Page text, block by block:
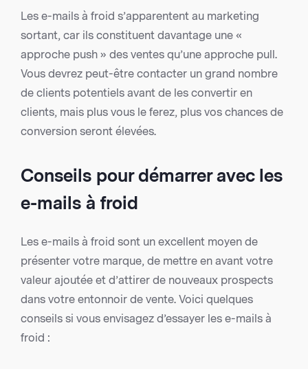
Les e-mails à froid s’apparentent au marketing
sortant, car ils constituent davantage une «
approche push » des ventes qu’une approche pull.
Vous devrez peut-être contacter un grand nombre
de clients potentiels avant de les convertir en
clients, mais plus vous le ferez, plus vos chances de
conversion seront élevées.
Conseils pour démarrer avec les
e-mails à froid
Les e-mails à froid sont un excellent moyen de
présenter votre marque, de mettre en avant votre
valeur ajoutée et d’attirer de nouveaux prospects
dans votre entonnoir de vente. Voici quelques
conseils si vous envisagez d’essayer les e-mails à
froid :